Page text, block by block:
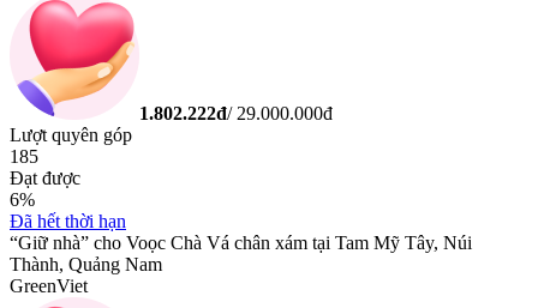
1.802.222đ/ 29.000.000đ
Lượt quyên góp
185
Đạt được
6%
Đã hết thời hạn
“Giữ nhà” cho Voọc Chà Vá chân xám tại Tam Mỹ Tây, Núi
Thành, Quảng Nam
GreenViet